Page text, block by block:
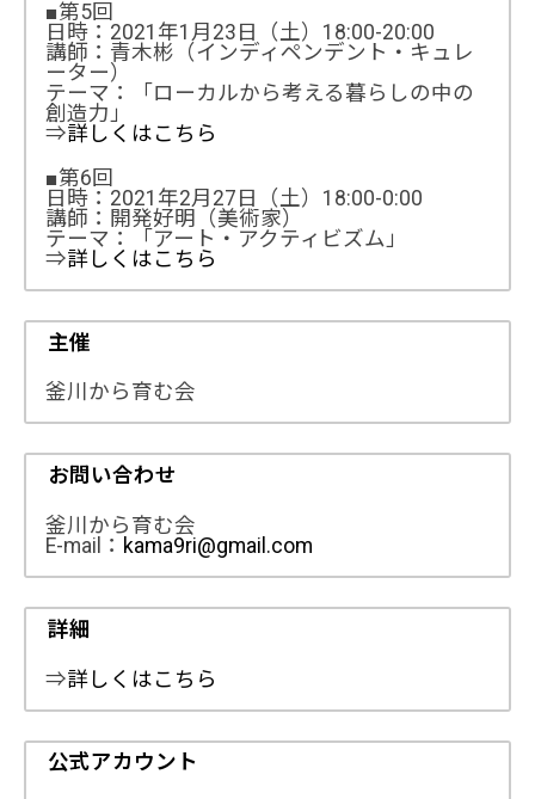
■第5回
日時：2021年1月23日（土）18:00-20:00
講師：青木彬（インディペンデント・キュレ
ーター）
テーマ：「ローカルから考える暮らしの中の
創造力」
⇒詳しくはこちら
■第6回
日時：2021年2月27日（土）18:00-0:00
講師：開発好明（美術家）
テーマ：「アート・アクティビズム」
⇒詳しくはこちら
主催
釜川から育む会
お問い合わせ
釜川から育む会
E-mail： kama9ri@gmail.com
詳細
⇒詳しくはこちら
公式アカウント